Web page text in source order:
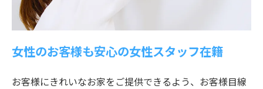
女性のお客様も安心の女性スタッフ在籍
お客様にきれいなお家をご提供できるよう、お客様目線